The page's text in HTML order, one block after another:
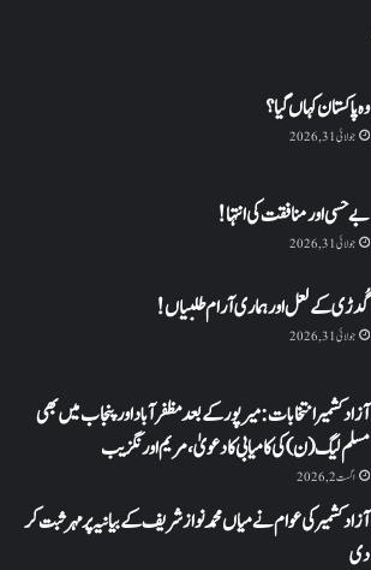
وہ پاکستان کہاں گیا؟
جولائی 31, 2026
بے حسی اور منافقت کی انتہا !
جولائی 31, 2026
گُدڑی کے لعل اور ہماری آرام طلبیاں!
جولائی 31, 2026
آزاد کشمیر انتخابات: میرپور کے بعد مظفرآباد اور پنجاب میں بھی
مسلم لیگ (ن) کی کامیابی کا دعویٰ، مریم اورنگزیب
اگست 2, 2026
آزاد کشمیر کی عوام نے میاں محمد نواز شریف کے بیانیہ پر مہر ثبت کر
دی